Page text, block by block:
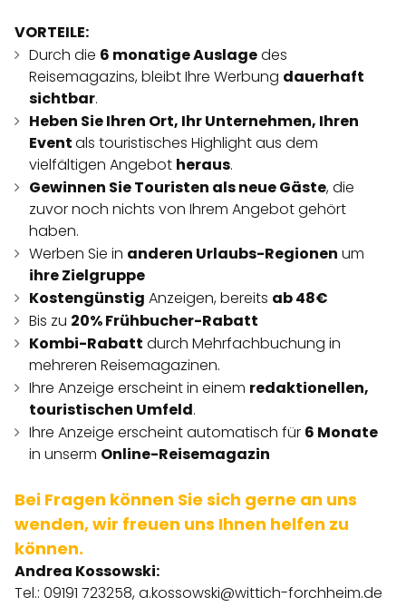
VORTEILE:
Durch die 6 monatige Auslagedes
Reisemagazins, bleibt Ihre Werbung dauerhaft
sichtbar.
Heben Sie Ihren Ort, Ihr Unternehmen, Ihren
Eventals touristisches Highlight aus dem
vielfältigen Angebot heraus.
Gewinnen Sie Touristen als neue Gäste, die
zuvor noch nichts von Ihrem Angebot gehört
haben.
Werben Sie in anderen Urlaubs-Regionen um
ihre Zielgruppe
Kostengünstig Anzeigen, bereits ab 48€
Bis zu 20% Frühbucher-Rabatt
Kombi-Rabatt durch Mehrfachbuchung in
mehreren Reisemagazinen.
Ihre Anzeige erscheint in einem redaktionellen,
touristischen Umfeld.
Ihre Anzeige erscheint automatisch für 6 Monate
in unserm Online-Reisemagazin
Bei Fragen können Sie sich gerne an uns
wenden, wir freuen uns Ihnen helfen zu
können.
Andrea Kossowski:
Tel.: 09191 723258,a.kossowski@wittich-forchheim.de